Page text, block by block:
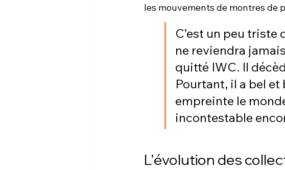
les mouvements de montres de
C’est un peu
ne reviendra
quitté IWC. Il
Pourtant, il a bel et
empreinte le
incontestable
L’évolution des